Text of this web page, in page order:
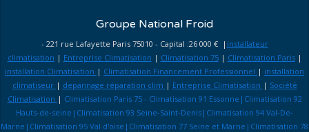
Groupe National Froid
- 221 rue Lafayette Paris 75010 - Capital :26 000 € | installateur
climatisation | Entreprise Climatisation | Climatisation 75| Climatisation Paris|
installation Climatisation | Climatisation Financement Professionnel | installation
climatiseur | depannage réparation clim | Entreprise Climatisation | Société
Climatisation | Climatisation Paris 75 - Climatisation 91 Essonne|Climatisation 92
Hauts-de-seine|Climatisation 93 Seine-Saint-Denis|Climatisation 94 Val-De-
Marne|Climatisation 95 Val d'oise|Climatisation 77 Seine et Marne|Climatisation 78